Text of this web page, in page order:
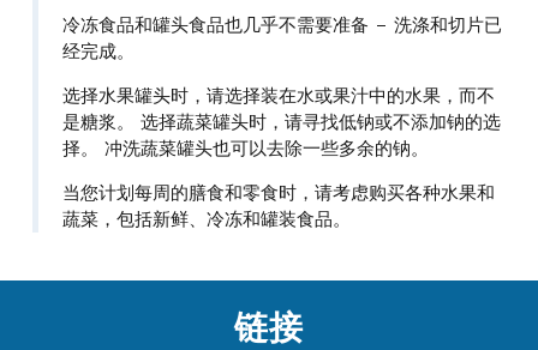
冷冻食品和罐头食品也几乎不需要准备 – 洗涤和切片已
经完成。
选择水果罐头时，请选择装在水或果汁中的水果，而不
是糖浆。 选择蔬菜罐头时，请寻找低钠或不添加钠的选
择。 冲洗蔬菜罐头也可以去除一些多余的钠。
当您计划每周的膳食和零食时，请考虑购买各种水果和
蔬菜，包括新鲜、冷冻和罐装食品。
链接